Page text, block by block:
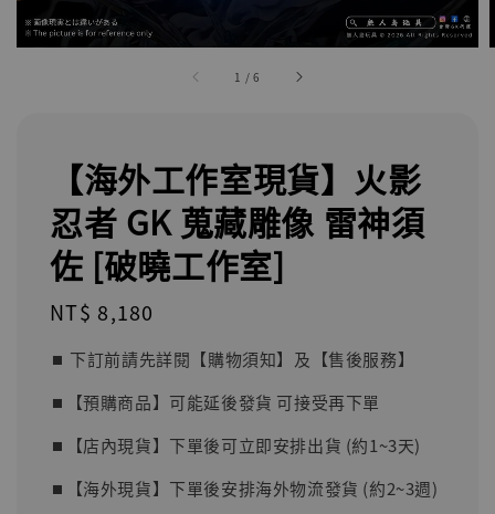
1 /6
【海外工作室現貨】火影
忍者 GK 蒐藏雕像 雷神須
佐 [破曉工作室]
Regular
NT$ 8,180
⏹︎ 下訂前請先詳閱【購物須知】及【售後服務】
⏹︎【預購商品】可能延後發貨 可接受再下單
⏹︎【店內現貨】下單後可立即安排出貨 (約1~3天)
⏹︎【海外現貨】下單後安排海外物流發貨 (約2~3週)